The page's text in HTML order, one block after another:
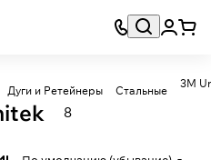
Дуги и Ретейнеры Стальные
3M
8